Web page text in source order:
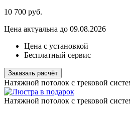
10 700 руб.
Цена актуальна до 09.08.2026
Цена с установкой
Бесплатный сервис
Заказать расчёт
Натяжной потолок с трековой
Натяжной потолок с трековой